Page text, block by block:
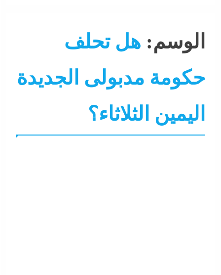
الوسم: هل تحلف
حكومة مدبولى الجديدة
اليمين الثلاثاء؟
التحليل اللحظي الحكومة الرئيس
نشرة لايف